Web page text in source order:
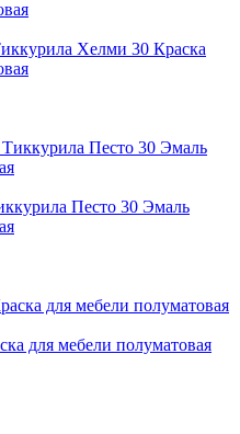
Хелми 30 Краска
Песто 30 Эмаль
для мебели полуматовая